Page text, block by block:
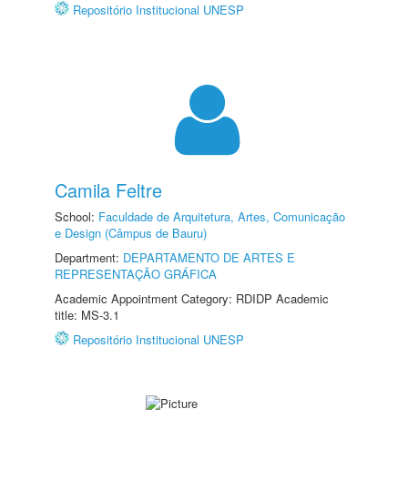
Repositório Institucional UNESP
Camila Feltre
School: Faculdade de Arquitetura, Artes, Comunicação
e Design (Câmpus de Bauru)
Department: DEPARTAMENTO DE ARTES E
REPRESENTAÇÃO GRÁFICA
Academic Appointment Category: RDIDP Academic
title: MS-3.1
Repositório Institucional UNESP